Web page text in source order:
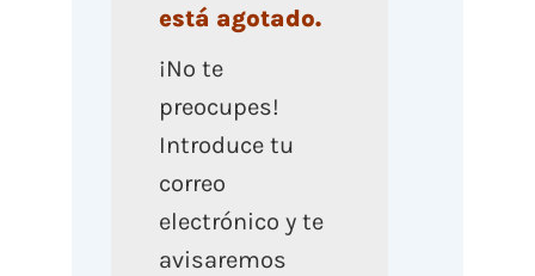
está agotado.
¡No te
preocupes!
Introduce tu
correo
electrónico y te
avisaremos